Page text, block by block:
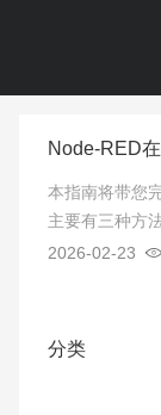
Node-RED
本指南将带您
主要有三种方
环境 配置权限
2026-02-23
分类